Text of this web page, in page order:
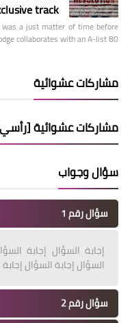
track!
a just matter of time before
collaborates with an A-list 80’…
مشاركات عشوائية
مشاركات عشوائية
سؤال وجواب
سؤال رقم 1
إجابة السؤال إجابة
السؤال إجابة السؤال
سؤال رقم 2